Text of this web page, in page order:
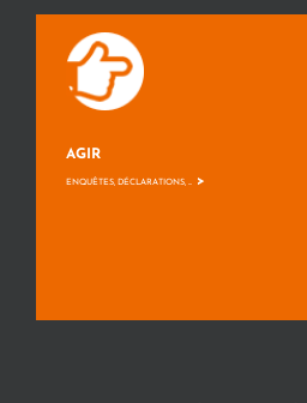
AGIR
ENQUÊTES, DÉCLARATIONS, ... >